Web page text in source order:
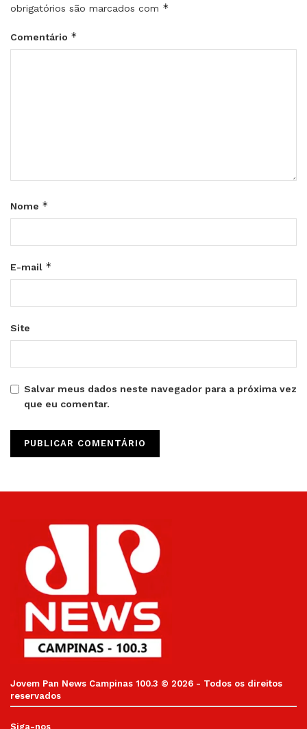
obrigatórios são marcados com *
Comentário *
Nome *
E-mail *
Site
Salvar meus dados neste navegador para a próxima vez
que eu comentar.
Jovem Pan News Campinas 100.3 © 2026 - Todos os direitos
reservados
Siga-nos